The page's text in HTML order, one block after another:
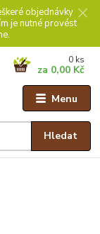
objednávky
je nutné provést
Menu
Hledat
0 ks
za 0,00 Kč